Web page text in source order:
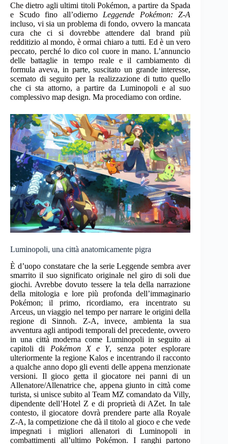
Che dietro agli ultimi titoli Pokémon, a partire da Spada
e Scudo fino all’odierno Leggende Pokémon: Z-A
incluso, vi sia un problema di fondo, ovvero la mancata
cura che ci si dovrebbe attendere dal brand più
redditizio al mondo, è ormai chiaro a tutti. Ed è un vero
peccato, perché lo dico col cuore in mano. L’annuncio
delle battaglie in tempo reale e il cambiamento di
formula aveva, in parte, suscitato un grande interesse,
scemato di seguito per la realizzazione di tutto quello
che ci sta attorno, a partire da Luminopoli e al suo
complessivo map design. Ma procediamo con ordine.
Luminopoli, una città anatomicamente pigra
È d’uopo constatare che la serie Leggende sembra aver
smarrito il suo significato originale nel giro di soli due
giochi. Avrebbe dovuto tessere la tela della narrazione
della mitologia e lore più profonda dell’immaginario
Pokémon; il primo, ricordiamo, era incentrato su
Arceus, un viaggio nel tempo per narrare le origini della
regione di Sinnoh. Z-A, invece, ambienta la sua
avventura agli antipodi temporali del precedente, ovvero
in una città moderna come Luminopoli in seguito ai
capitoli di Pokémon X e Y, senza poter esplorare
ulteriormente la regione Kalos e incentrando il racconto
a qualche anno dopo gli eventi delle appena menzionate
versioni. Il gioco getta il giocatore nei panni di un
Allenatore/Allenatrice che, appena giunto in città come
turista, si unisce subito al Team MZ comandato da Villy,
dipendente dell’Hotel Z e di proprietà di AZet. In tale
contesto, il giocatore dovrà prendere parte alla Royale
Z-A, la competizione che dà il titolo al gioco e che vede
impegnati i migliori allenatori di Luminopoli in
combattimenti all’ultimo Pokémon. I ranghi partono